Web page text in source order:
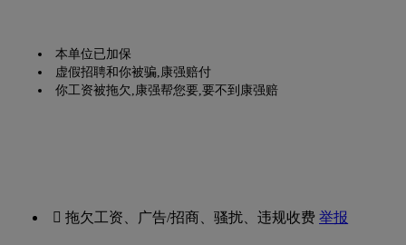
本单位已加保
虚假招聘和你被骗,康强赔付
你工资被拖欠,康强帮您要,要不到康强赔
 拖欠工资、广告/招商、骚扰、违规收费举报